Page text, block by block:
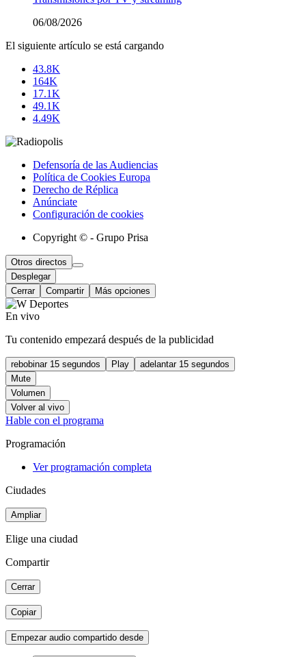
06/08/2026
El siguiente artículo se está cargando
43.8K
164K
17.1K
49.1K
4.49K
Defensoría de las Audiencias
Política de Cookies Europa
Derecho de Réplica
Anúnciate
Configuración de cookies
Copyright © - Grupo Prisa
Otros directos
Desplegar
Cerrar
Compartir Más opciones
En vivo
Tu contenido empezará después de la publicidad
rebobinar 15 segundos Play
adelantar 15 segundos
Mute
Volumen
Volver al vivo
Hable con el programa
Programación
Ver programación completa
Ciudades
Ampliar
Elige una ciudad
Compartir
Cerrar
Copiar
Empezar audio compartido desde